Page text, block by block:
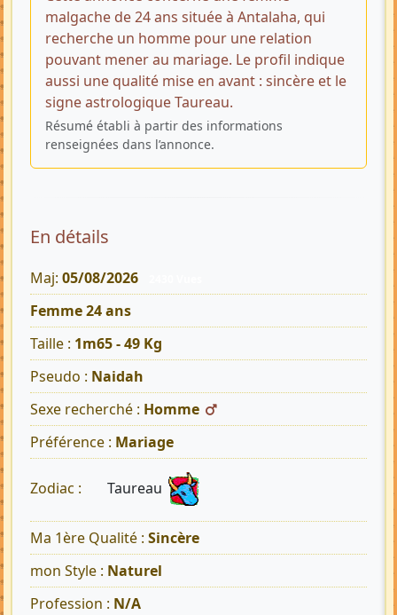
malgache de 24 ans située à Antalaha, qui
recherche un homme pour une relation
pouvant mener au mariage. Le profil indique
aussi une qualité mise en avant : sincère et le
signe astrologique Taureau.
Résumé établi à partir des informations
renseignées dans l’annonce.
En détails
Maj: 05/08/2026
Femme 24 ans
Taille : 1m65 - 49 Kg
Pseudo : Naidah
Sexe recherché : Homme
Préférence : Mariage
Zodiac : Taureau
Ma 1ère Qualité : Sincère
mon Style : Naturel
Profession : N/A